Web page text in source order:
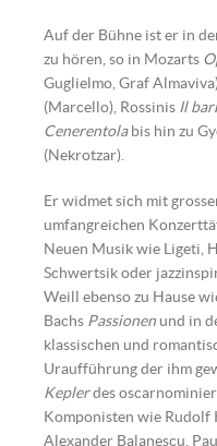
Auf der Bühne ist er in
zu hören, so in Mozarts
Guglielmo, Graf
(Marcello), Rossinis Il
Cenerentolabis hin zu
(Nekrotzar).
Er widmet sich mit
umfangreichen
Neuen Musik wie Ligeti,
Schwertsik oder
Weill ebenso zu Hause
Bachs Passionen und in
klassischen und
Uraufführung der ihm
Keplerdes
Komponisten wie Rudolf
Alexander Balanescu,